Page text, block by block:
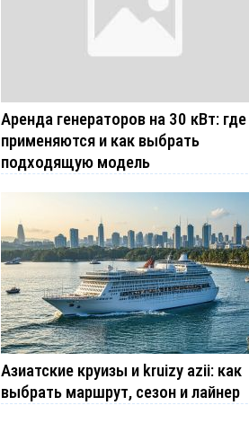
Аренда генераторов на 30 кВт: где
применяются и как выбрать
подходящую модель
Азиатские круизы и kruizy azii: как
выбрать маршрут, сезон и лайнер